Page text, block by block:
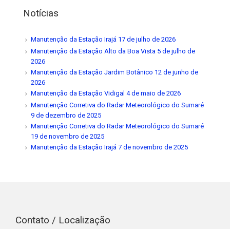
Notícias
Manutenção da Estação Irajá 17 de julho de 2026
Manutenção da Estação Alto da Boa Vista 5 de julho de
2026
Manutenção da Estação Jardim Botânico 12 de junho de
2026
Manutenção da Estação Vidigal 4 de maio de 2026
Manutenção Corretiva do Radar Meteorológico do Sumaré
9 de dezembro de 2025
Manutenção Corretiva do Radar Meteorológico do Sumaré
19 de novembro de 2025
Manutenção da Estação Irajá 7 de novembro de 2025
Contato / Localização